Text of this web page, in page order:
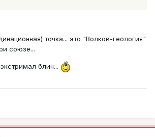
точка... это "Волков-геология"
союзе...
блин...